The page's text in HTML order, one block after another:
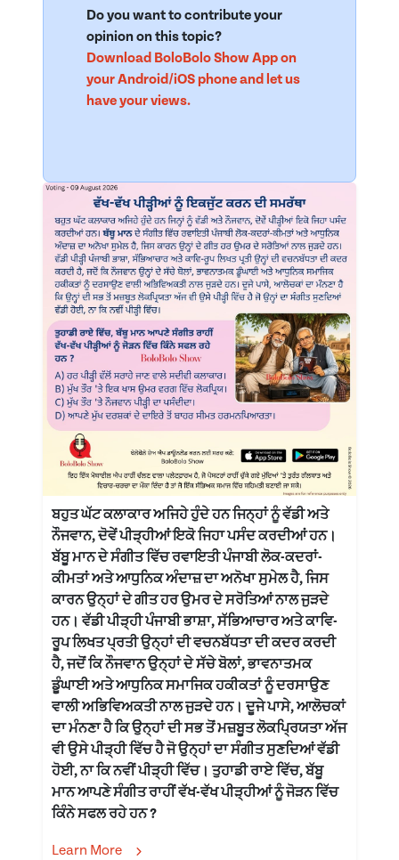
Do you want to contribute your
opinion on this topic?
Download BoloBolo Show App on
your Android/iOS phone and let us
have your views.
ਬਹੁਤ ਘੱਟ ਕਲਾਕਾਰ ਅਜਿਹੇ ਹੁੰਦੇ ਹਨ ਜਿਨ੍ਹਾਂ ਨੂੰ ਵੱਡੀ ਅਤੇ
ਨੌਜਵਾਨ, ਦੋਵੇਂ ਪੀੜ੍ਹੀਆਂ ਇਕੋ ਜਿਹਾ ਪਸੰਦ ਕਰਦੀਆਂ ਹਨ।
ਬੱਬੂ ਮਾਨ ਦੇ ਸੰਗੀਤ ਵਿੱਚ ਰਵਾਇਤੀ ਪੰਜਾਬੀ ਲੋਕ-ਕਦਰਾਂ-
ਕੀਮਤਾਂ ਅਤੇ ਆਧੁਨਿਕ ਅੰਦਾਜ਼ ਦਾ ਅਨੋਖਾ ਸੁਮੇਲ ਹੈ, ਜਿਸ
ਕਾਰਨ ਉਨ੍ਹਾਂ ਦੇ ਗੀਤ ਹਰ ਉਮਰ ਦੇ ਸਰੋਤਿਆਂ ਨਾਲ ਜੁੜਦੇ
ਹਨ। ਵੱਡੀ ਪੀੜ੍ਹੀ ਪੰਜਾਬੀ ਭਾਸ਼ਾ, ਸੱਭਿਆਚਾਰ ਅਤੇ ਕਾਵਿ-
ਰੂਪ ਲਿਖਤ ਪ੍ਰਤੀ ਉਨ੍ਹਾਂ ਦੀ ਵਚਨਬੱਧਤਾ ਦੀ ਕਦਰ ਕਰਦੀ
ਹੈ, ਜਦੋਂ ਕਿ ਨੌਜਵਾਨ ਉਨ੍ਹਾਂ ਦੇ ਸੱਚੇ ਬੋਲਾਂ, ਭਾਵਨਾਤਮਕ
ਡੂੰਘਾਈ ਅਤੇ ਆਧੁਨਿਕ ਸਮਾਜਿਕ ਹਕੀਕਤਾਂ ਨੂੰ ਦਰਸਾਉਣ
ਵਾਲੀ ਅਭਿਵਿਅਕਤੀ ਨਾਲ ਜੁੜਦੇ ਹਨ। ਦੂਜੇ ਪਾਸੇ, ਆਲੋਚਕਾਂ
ਦਾ ਮੰਨਣਾ ਹੈ ਕਿ ਉਨ੍ਹਾਂ ਦੀ ਸਭ ਤੋਂ ਮਜ਼ਬੂਤ ਲੋਕਪ੍ਰਿਯਤਾ ਅੱਜ
ਵੀ ਉਸੇ ਪੀੜ੍ਹੀ ਵਿੱਚ ਹੈ ਜੋ ਉਨ੍ਹਾਂ ਦਾ ਸੰਗੀਤ ਸੁਣਦਿਆਂ ਵੱਡੀ
ਹੋਈ, ਨਾ ਕਿ ਨਵੀਂ ਪੀੜ੍ਹੀ ਵਿੱਚ। ਤੁਹਾਡੀ ਰਾਏ ਵਿੱਚ, ਬੱਬੂ
ਮਾਨ ਆਪਣੇ ਸੰਗੀਤ ਰਾਹੀਂ ਵੱਖ-ਵੱਖ ਪੀੜ੍ਹੀਆਂ ਨੂੰ ਜੋੜਨ ਵਿੱਚ
ਕਿੰਨੇ ਸਫਲ ਰਹੇ ਹਨ ?
Learn More